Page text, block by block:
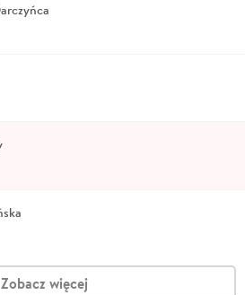
Zobacz więcej